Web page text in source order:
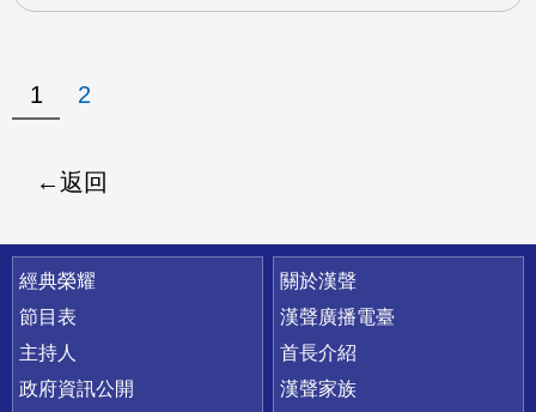
1 2
返回
快速連結
經典榮耀
節目表
主持人
政府資訊公開
關於漢聲
漢聲廣播電臺
首長介紹
漢聲家族